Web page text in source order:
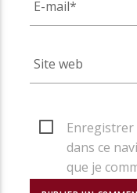
Enregistrer
dans ce
que je